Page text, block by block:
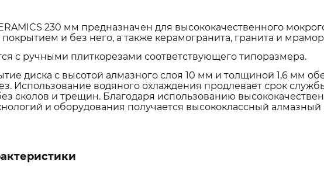
230 мм предназначен для высококачественного
и без него, а также керамогранита, гранита и
с ручными плиткорезами соответствующего типоразмера.
диска с высотой алмазного слоя 10 мм и толщиной 1,6 мм
Использование водяного охлаждения продлевает срок
сколов и трещин. Благодаря использованию
и оборудования получается высококлассный алмазный